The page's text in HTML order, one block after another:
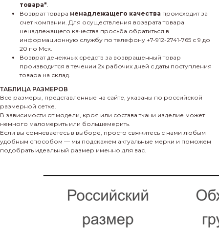
товара".
Возврат товара ненадлежащего качества происходит за
счет компании. Для осуществления возврата товара
ненадлежащего качества просьба обратиться в
информационную службу по телефону +7-912-2741-765 с 9 до
20 по Мск.
Возврат денежных средств за возвращенный товар
производится в течении 2х рабочих дней с даты поступления
товара на склад.
ТАБЛИЦА РАЗМЕРОВ
Все размеры, представленные на сайте, указаны по российской
размерной сетке.
В зависимости от модели, кроя или состава ткани изделие может
немного маломерить или большемерить.
Если вы сомневаетесь в выборе, просто свяжитесь с нами любым
удобным способом — мы подскажем актуальные мерки и поможем
подобрать идеальный размер именно для вас.